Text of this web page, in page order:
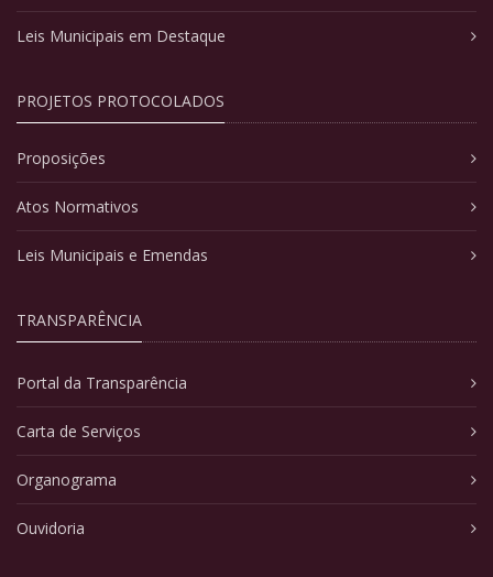
Leis Municipais em Destaque
PROJETOS PROTOCOLADOS
Proposições
Atos Normativos
Leis Municipais e Emendas
TRANSPARÊNCIA
Portal da Transparência
Carta de Serviços
Organograma
Ouvidoria